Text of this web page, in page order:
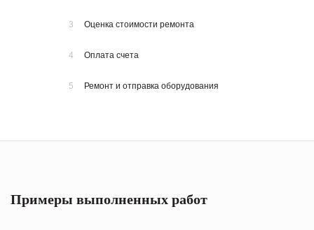
3 Оценка стоимости ремонта
4 Оплата счета
5 Ремонт и отправка оборудования
Примеры выполненных работ